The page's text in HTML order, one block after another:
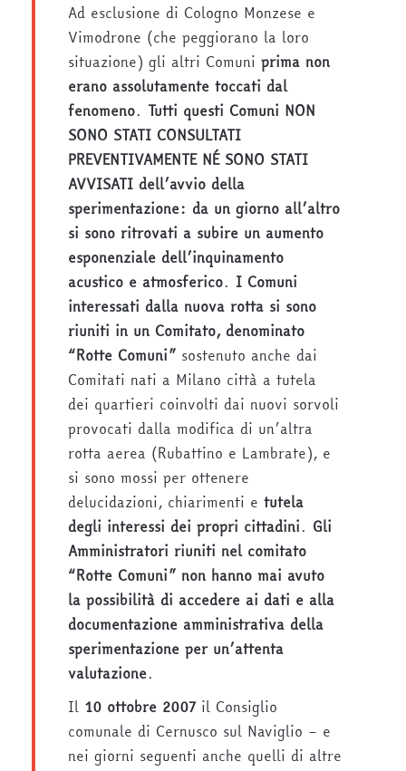
Ad esclusione di Cologno Monzese e
Vimodrone (che peggiorano la loro
situazione) gli altri Comuni prima non
erano assolutamente toccati dal
fenomeno. Tutti questi Comuni NON
SONO STATI CONSULTATI
PREVENTIVAMENTE NÉ SONO STATI
AVVISATI dell’avvio della
sperimentazione: da un giorno all’altro
si sono ritrovati a subire un aumento
esponenziale dell’inquinamento
acustico e atmosferico. I Comuni
interessati dalla nuova rotta si sono
riuniti in un Comitato, denominato
“Rotte Comuni” sostenuto anche dai
Comitati nati a Milano città a tutela
dei quartieri coinvolti dai nuovi sorvoli
provocati dalla modifica di un’altra
rotta aerea (Rubattino e Lambrate), e
si sono mossi per ottenere
delucidazioni, chiarimenti e tutela
degli interessi dei propri cittadini. Gli
Amministratori riuniti nel comitato
“Rotte Comuni” non hanno mai avuto
la possibilità di accedere ai dati e alla
documentazione amministrativa della
sperimentazione per un’attenta
valutazione.
Il 10 ottobre 2007il Consiglio
comunale di Cernusco sul Naviglio – e
nei giorni seguenti anche quelli di altre